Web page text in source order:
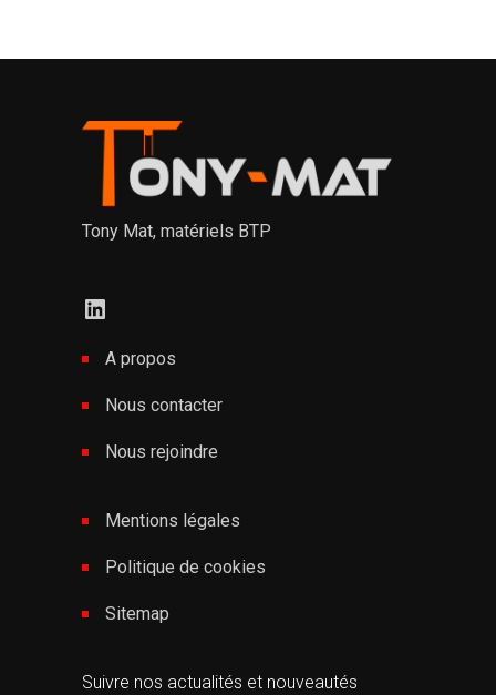
Tony Mat, matériels BTP
LinkedIn
A propos
Nous contacter
Nous rejoindre
Mentions légales
Politique de cookies
Sitemap
Suivre nos actualités et nouveautés